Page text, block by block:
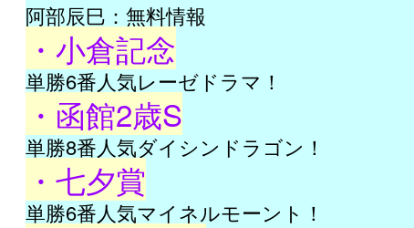
阿部辰巳：無料情報
・小倉記念
単勝6番人気レーゼドラマ！
・函館2歳S
単勝8番人気ダイシンドラゴン！
・七夕賞
単勝6番人気マイネルモーント！